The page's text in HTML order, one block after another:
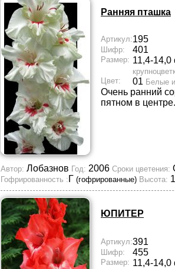
Ранняя пташка
Артикул:195
Шифр: 401
Размер: 11,4-14,0
Цвет:
01 Белые
Очень ранний
пятном в центре.
Автор: Лобазнов Год: 2006 Сроки цветения:
Гофрированность : Г (гофрированные) Высота:
ЮПИТЕР
Артикул:391
Шифр: 455
Размер: 11,4-14,0